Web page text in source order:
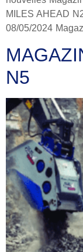
MILES AHEAD
08/05/2024
N5